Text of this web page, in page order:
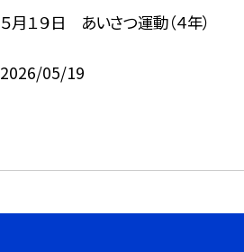
５月１９日 あいさつ運動（４年）
2026/05/19